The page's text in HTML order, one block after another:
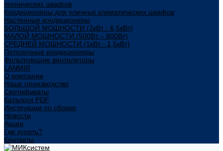
технических шкафов
Кондиционеры для уличных климатических шкафов
Настенные кондиционеры
БОЛЬШОЙ МОЩНОСТИ (2кВт - 6,5кВт)
МАЛОЙ МОЩНОСТИ (500Вт – 800Вт)
СРЕДНЕЙ МОЩНОСТИ (1кВт - 1,5кВт)
Потолочные кондиционеры
Фильтрующие вентиляторы
LANMIR
О компании
Наше производство
Сертификаты
Каталоги PDF
Инструкции по сборке
Новости
Акции
Где купить?
Контакты